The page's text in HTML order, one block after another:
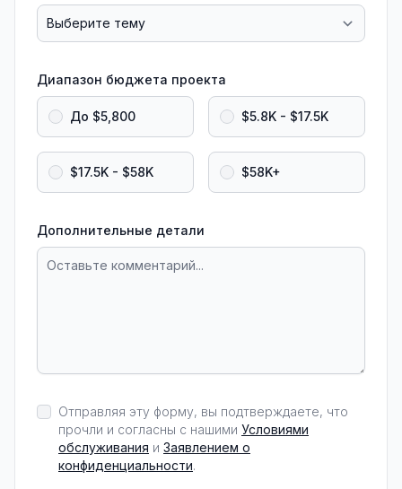
Диапазон бюджета проекта
До $5,800 $5.8K - $17.5K
$17.5K - $58K $58K+
Дополнительные детали
Отправляя эту форму, вы подтверждаете, что
прочли и согласны с нашими Условиями
обслуживания и Заявлением о
конфиденциальности.